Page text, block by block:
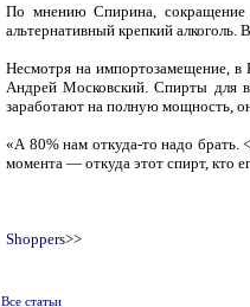
По мнению Спирина, сокращение
альтернативный крепкий
Несмотря на импортозамещение, в
Андрей Московский. Спирты для
заработают на полную мощность,
«А 80% нам откуда-то надо брать.
момента — откуда этот спирт, кто
Shoppers>>
Все статьи